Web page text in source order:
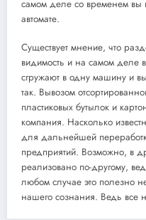
самом деле со временем вы
автомате.
Существует мнение, что
видимость и на самом деле
сгружают в одну машину и
так. Вывозом
пластиковых бутылок и
компания. Насколько
для дальнейшей
предприятий. Возможно, в
реализовано по-другому,
любом случае это полезно
нашего сознания. Ведь все